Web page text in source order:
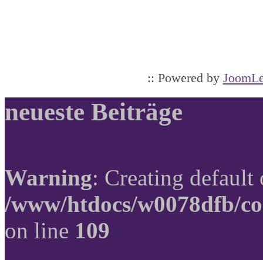
:: Powered by
neueste Beiträge
Warning: Creating
/www/htdocs/w0078dfb/
on line 109